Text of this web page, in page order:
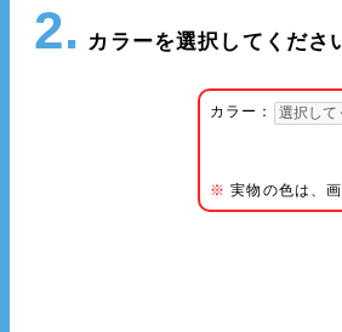
2. カラーを選択してくださ
カラー：
※ 実物の色は、